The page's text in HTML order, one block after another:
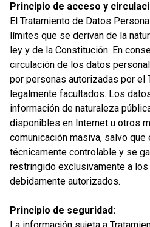
Principio de acceso y
El Tratamiento de Datos
límites que se derivan de la
ley y de la Constitución. En
circulación de los datos
por personas autorizadas por el
legalmente facultados. Los
información de naturaleza
disponibles en Internet u otros
comunicación masiva, salvo
técnicamente controlable y se
restringido exclusivamente a
debidamente autorizados.
Principio de seguridad: